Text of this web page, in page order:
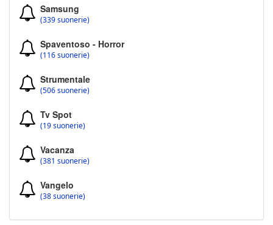
Samsung
(339 suonerie)
Spaventoso - Horror
(116 suonerie)
Strumentale
(506 suonerie)
Tv Spot
(19 suonerie)
Vacanza
(381 suonerie)
Vangelo
(38 suonerie)